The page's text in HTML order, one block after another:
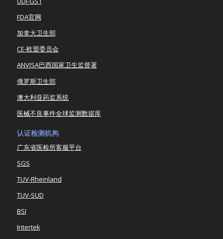
FDA官网
加拿大卫生部
CE-欧盟委员会
ANVISA巴西国家卫生监督署
俄罗斯卫生部
澳大利亚药监系统
医械不良事件全球监测数据库
认证检测机构
广东省医检所客服平台
SGS
TUV-Rheinland
TUV-SUD
BSI
Intertek